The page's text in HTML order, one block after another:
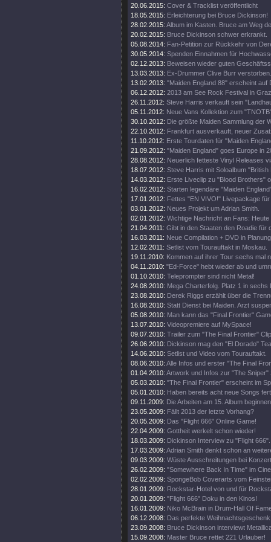
20.06.2015: Cover & Tracklist veröffentlicht
18.05.2015: Erleichterung bei Bruce Dickinson!
28.02.2015: Album im Kasten. Bruce am Weg
20.02.2015: Bruce Dickinson schwer erkrankt.
05.08.2014: Fan-Petition zur Rückkehr von
30.05.2014: Spenden Einnahmen für
02.12.2013: Beweisen wieder guten
13.03.2013: Ex-Drummer Clive Burr verstorben.
13.02.2013: "Maiden England 88" erscheint auf
06.12.2012: 2013 am See Rock Festival in Graz
26.11.2012: Steve Harris verkauft sein
05.11.2012: Neue Vans Kollektion zum
30.10.2012: Die größte Maiden Sammlung der
22.10.2012: Frankfurt ausverkauft, neuer
11.10.2012: Erste Tourdaten für "Maiden
21.09.2012: "Maiden England" goes Europe in
28.08.2012: Neuerlich fetteste Vinyl Releases
18.07.2012: Steve Harris mit Soloalbum "British
14.03.2012: Erste Liveclip zu "Blood Brothers"
16.02.2012: Starten legendäre "Maiden
17.01.2012: Fettes "EN VIVO!" Livepackage
03.01.2012: Neues Projekt um Adrian Smith.
02.01.2012: Wichtige Nachricht an Fans: Heute
21.04.2011: Gibt in den Staaten den Roadie für
16.03.2011: Neue Compilation + DVD in
12.02.2011: Setlist vom Tourauftakt in Moskau.
19.11.2010: Kommen auf ihrer Tour sechs mal
04.11.2010: "Ed-Force" hebt wieder ab und
01.10.2010: Teleprompter sind nicht Metal!
24.08.2010: Mega Charterfolg. Platz 1 in sechs
23.08.2010: Derek Riggs erzählt über die
16.08.2010: Statt Dienst bei Maiden. Arzt
05.08.2010: Man kann das "Final Frontier"
13.07.2010: Videopremiere auf MySpace!
09.07.2010: Trailer zum "The Final Frontier"
26.06.2010: Dickinson mag den "El Dorado"
14.06.2010: Setlist und Video vom Tourauftakt.
08.06.2010: Alle Infos und erster "The Final
01.04.2010: Artwork und Infos zur "The Sniper"
05.03.2010: "The Final Frontier" erscheint im
05.01.2010: Haben bereits acht neue Songs
09.11.2009: Die Arbeiten am 15. Album
23.05.2009: Fällt 2013 der letzte Vorhang?
20.05.2009: Das "Flight 666" Online Game!
22.04.2009: Gottheit werkelt schon wieder!
18.03.2009: Dickinson Interview zu "Flight 666".
17.03.2009: Adrian Smith denkt schon an
09.03.2009: Wüste Ausschreitungen bei
26.02.2009: "Somewhere Back In Time" im
02.02.2009: SpongeBob Coverarts vom
28.01.2009: Rockstar-Hotel von und für
20.01.2009: "Flight 666" Doku in den Kinos!
16.01.2009: Niko McBrain in Drum-Hall Of
06.12.2008: Das perfekte
23.09.2008: Bruce Dickinson interviewt
15.09.2008: Master Bruce rettet 221 Urlauber!